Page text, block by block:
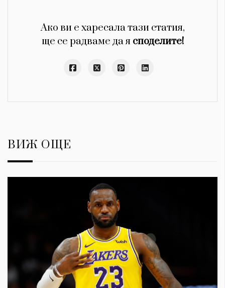
Ако ви е харесала тази статия,
ще се радваме да я споделите!
ВИЖ ОЩЕ